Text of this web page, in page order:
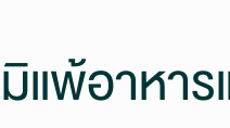
พ้อาหาร